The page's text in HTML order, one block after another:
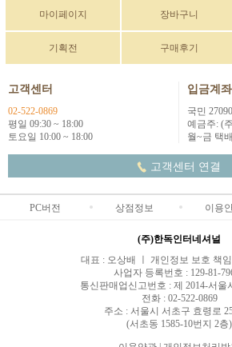
마이페이지 장바구니
기획전 구매후기
고객센터
02-522-0869
평일 09:30 ~ 18:00
토요일 10:00 ~ 18:00
입금계
국민
예금주: (
월~금 택
고객센터 연결
PC버전 상점정보 이용
(주)한독인터네셔널
대표 : 오상배 ㅣ 개인정보 보호 책
사업자 등록번호 : 129-81-
통신판매업신고번호 : 제 2014-서울
전화 : 02-522-0869
주소 : 서울시 서초구 효령로
(서초동 1585-10번지 2층)